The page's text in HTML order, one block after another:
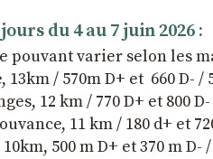
du 4 au 7 juin 2026 :
varier selon les
13km / 570m D+ et 660 D- /
12 km / 770 D+ et 800
11 km / 180 d+ et
500 m D+ et 370 m D-